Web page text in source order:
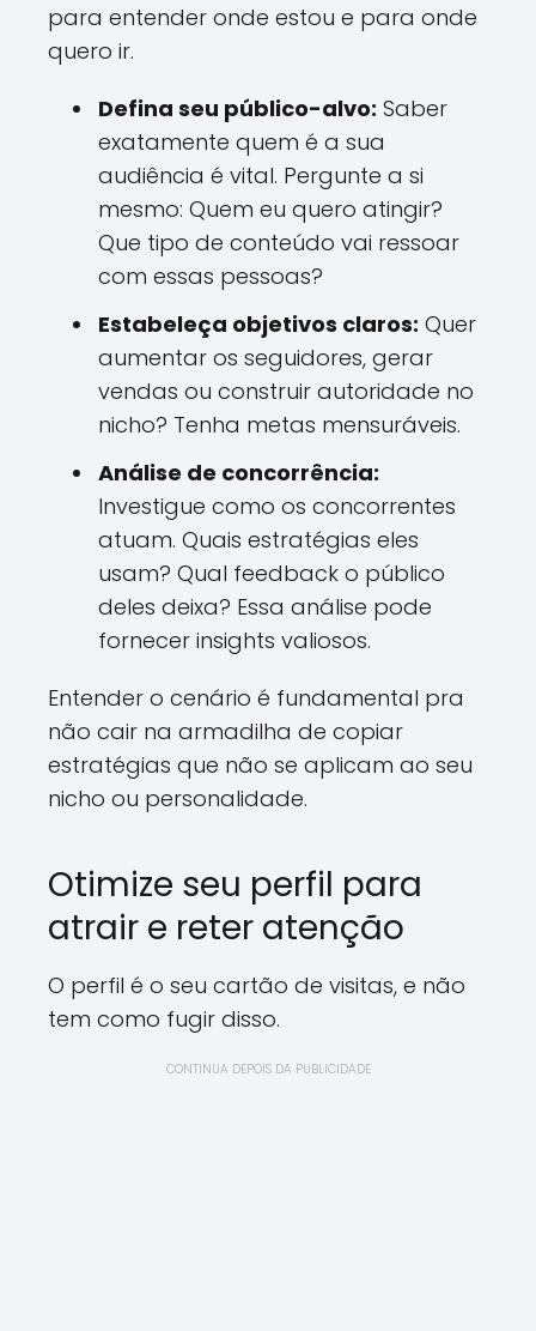
para entender onde estou e para onde
quero ir.
Defina seu público-alvo: Saber
exatamente quem é a sua
audiência é vital. Pergunte a si
mesmo: Quem eu quero atingir?
Que tipo de conteúdo vai ressoar
com essas pessoas?
Estabeleça objetivos claros: Quer
aumentar os seguidores, gerar
vendas ou construir autoridade no
nicho? Tenha metas mensuráveis.
Análise de concorrência:
Investigue como os concorrentes
atuam. Quais estratégias eles
usam? Qual feedback o público
deles deixa? Essa análise pode
fornecer insights valiosos.
Entender o cenário é fundamental pra
não cair na armadilha de copiar
estratégias que não se aplicam ao seu
nicho ou personalidade.
Otimize seu perfil para
atrair e reter atenção
O perfil é o seu cartão de visitas, e não
tem como fugir disso.
CONTINUA DEPOIS DA PUBLICIDADE